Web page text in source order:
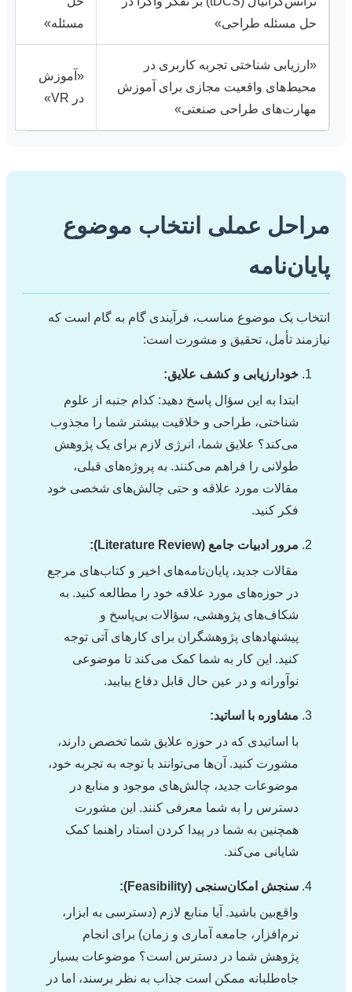
حل مسئله طراحی»
مسئله»
«ارزیابی شناختی تجربه کاربری در
محیط‌های واقعیت مجازی برای آموزش
مهارت‌های طراحی صنعتی»
«آموزش
در VR»
مراحل عملی انتخاب موضوع
پایان‌نامه
انتخاب یک موضوع مناسب، فرآیندی گام به گام است که
نیازمند تأمل، تحقیق و مشورت است:
خودارزیابی و کشف علایق:
ابتدا به این سؤال پاسخ دهید: کدام جنبه از علوم
شناختی، طراحی و خلاقیت بیشتر شما را مجذوب
می‌کند؟ علایق شما، انرژی لازم برای یک پژوهش
طولانی را فراهم می‌کنند. به پروژه‌های قبلی،
مقالات مورد علاقه و حتی چالش‌های شخصی خود
فکر کنید.
مرور ادبیات جامع (Literature Review):
مقالات جدید، پایان‌نامه‌های اخیر و کتاب‌های مرجع
در حوزه‌های مورد علاقه خود را مطالعه کنید. به
شکاف‌های پژوهشی، سؤالات بی‌پاسخ و
پیشنهادهای پژوهشگران برای کارهای آتی توجه
کنید. این کار به شما کمک می‌کند تا موضوعی
نوآورانه و در عین حال قابل دفاع بیابید.
مشاوره با اساتید:
با اساتیدی که در حوزه علایق شما تخصص دارند،
مشورت کنید. آن‌ها می‌توانند با توجه به تجربه خود،
موضوعات جدید، چالش‌های موجود و منابع در
دسترس را به شما معرفی کنند. این مشورت
همچنین به شما در پیدا کردن استاد راهنما کمک
شایانی می‌کند.
سنجش امکان‌سنجی (Feasibility):
واقع‌بین باشید. آیا منابع لازم (دسترسی به ابزار،
نرم‌افزار، جامعه آماری و زمان) برای انجام
پژوهش شما در دسترس است؟ موضوعات بسیار
جاه‌طلبانه ممکن است جذاب به نظر برسند، اما در